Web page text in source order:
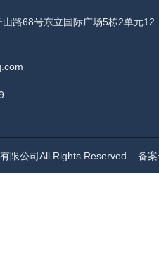
路68号东立国际广场5栋2单元12
限公司All Rights Reserved 备